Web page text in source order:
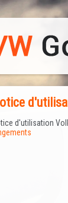
d'utilisation